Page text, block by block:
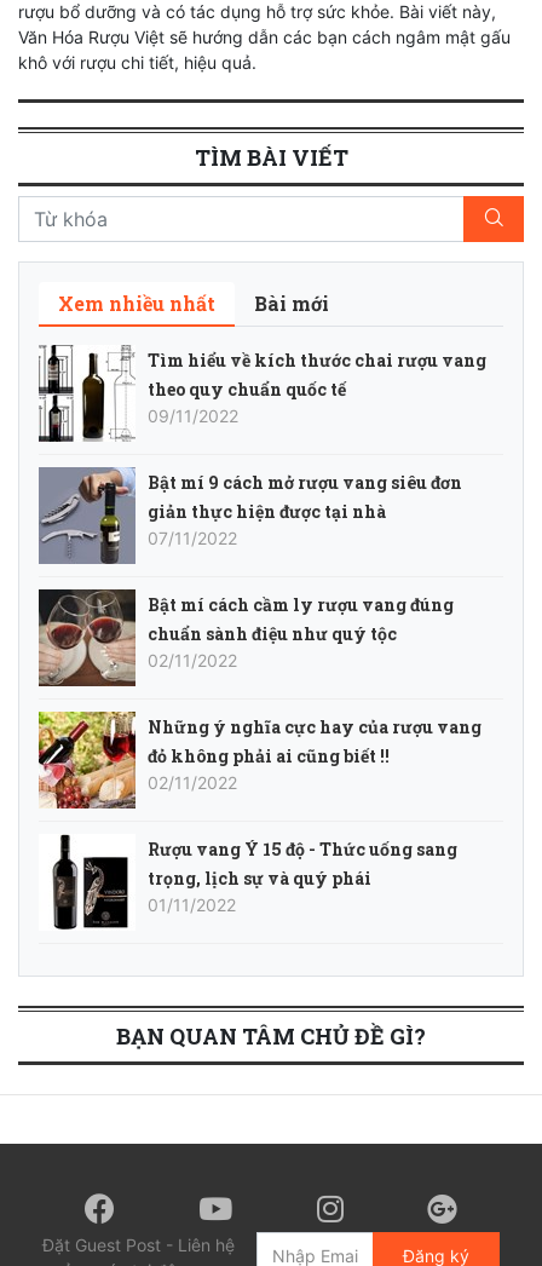
rượu bổ dưỡng và có tác dụng hỗ trợ sức khỏe. Bài viết này,
Văn Hóa Rượu Việt sẽ hướng dẫn các bạn cách ngâm mật gấu
khô với rượu chi tiết, hiệu quả.
TÌM BÀI VIẾT
Xem nhiều nhất Bài mới
Tìm hiểu về kích thước chai rượu vang
theo quy chuẩn quốc tế
09/11/2022
Bật mí 9 cách mở rượu vang siêu đơn
giản thực hiện được tại nhà
07/11/2022
Bật mí cách cầm ly rượu vang đúng
chuẩn sành điệu như quý tộc
02/11/2022
Những ý nghĩa cực hay của rượu vang
đỏ không phải ai cũng biết !!
02/11/2022
Rượu vang Ý 15 độ - Thức uống sang
trọng, lịch sự và quý phái
01/11/2022
BẠN QUAN TÂM CHỦ ĐỀ GÌ?
Đặt Guest Post - Liên hệ
Đăng ký